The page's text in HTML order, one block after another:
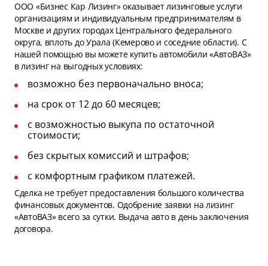
ООО «Бизнес Кар Лизинг» оказывает лизинговые услуги
организациям и индивидуальным предпринимателям в
Москве и других городах Центрального федерального
округа, вплоть до Урала (Кемерово и соседние области). С
нашей помощью вы можете купить автомобили «АвтоВАЗ»
в лизинг на выгодных условиях:
возможно без первоначально вноса;
на срок от 12 до 60 месяцев;
с возможностью выкупа по остаточной
стоимости;
без скрытых комиссий и штрафов;
с комфортным графиком платежей.
Сделка не требует предоставления большого количества
финансовых документов. Одобрение заявки на лизинг
«АвтоВАЗ» всего за сутки. Выдача авто в день заключения
договора.